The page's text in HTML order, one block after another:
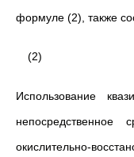
формуле (2), также
(2)
Использование
непосредственное
окислительно-